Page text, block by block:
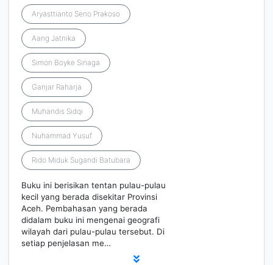
Aryasttianto Seno Prakoso
Aang Jatnika
Simon Boyke Sinaga
Ganjar Raharja
Muhandis Sidqi
Nuhammad Yusuf
Rido Miduk Sugandi Batubara
Buku ini berisikan tentan pulau-pulau
kecil yang berada disekitar Provinsi
Aceh. Pembahasan yang berada
didalam buku ini mengenai geografi
wilayah dari pulau-pulau tersebut. Di
setiap penjelasan me…